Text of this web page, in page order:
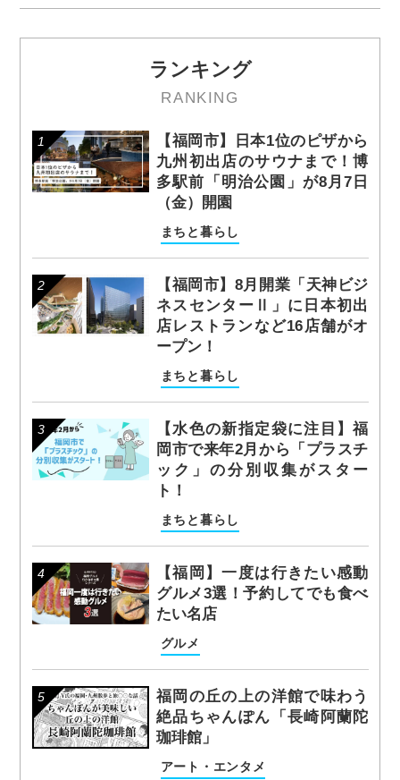
ランキング
RANKING
【福岡市】日本1位のピザから
九州初出店のサウナまで！博
多駅前「明治公園」が8月7日
（金）開園
まちと暮らし
【福岡市】8月開業「天神ビジ
ネスセンターⅡ」に日本初出
店レストランなど16店舗がオ
ープン！
まちと暮らし
【水色の新指定袋に注目】福
岡市で来年2月から「プラスチ
ック」の分別収集がスター
ト！
まちと暮らし
【福岡】一度は行きたい感動
グルメ3選！予約してでも食べ
たい名店
グルメ
福岡の丘の上の洋館で味わう
絶品ちゃんぽん「長崎阿蘭陀
珈琲館」
アート・エンタメ